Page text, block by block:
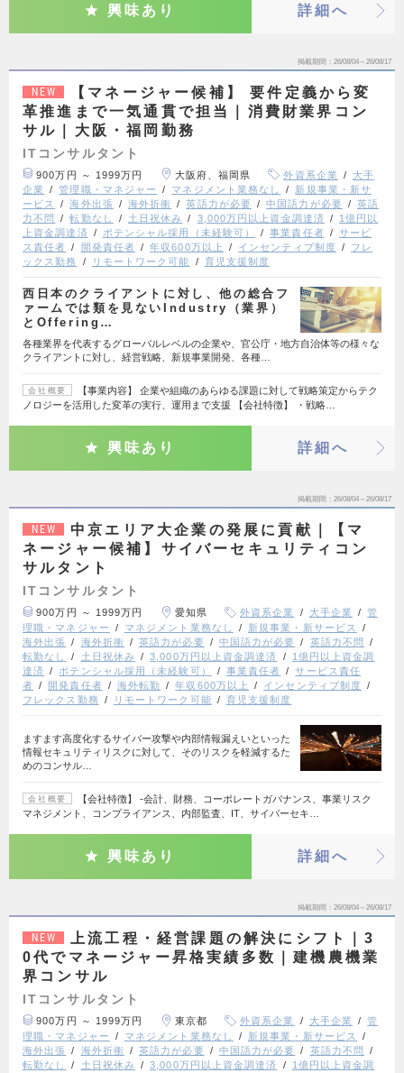
興味あり 詳細へ
掲載期間 26/08/04～26/08/17
NEW
【マネージャー候補】 要件定義から変
革推進まで一気通貫で担当｜消費財業界コン
サル｜大阪・福岡勤務
ITコンサルタント
900万円 ～ 1999万円 大阪府、福岡県 外資系企業
大手
企業
管理職・マネジャー マネジメント業務なし
新規事業・新サ
ービス
海外出張 海外折衝 英語力が必要 中国語力が必要
英語
力不問
転勤なし 土日祝休み 3,000万円以上資金調達済
1億円以
上資金調達済
ポテンシャル採用（未経験可） 事業責任者
サービ
ス責任者
開発責任者 年収600万以上 インセンティブ制度
フレ
ックス勤務
リモートワーク可能 育児支援制度
西日本のクライアントに対し、他の総合フ
ァームでは類を見ないIndustry（業界）
とOffering…
各種業界を代表するグローバルレベルの企業や、官公庁・地方自治体等の様々な
クライアントに対し、経営戦略、新規事業開発、各種…
会社概要
【事業内容】 企業や組織のあらゆる課題に対して戦略策定からテク
ノロジーを活用した変革の実行、運用まで支援 【会社特徴】 ・戦略…
興味あり 詳細へ
掲載期間 26/08/04～26/08/17
NEW
中京エリア大企業の発展に貢献｜【マ
ネージャー候補】サイバーセキュリティコン
サルタント
ITコンサルタント
900万円 ～ 1999万円 愛知県 外資系企業 大手企業
管
理職・マネジャー
マネジメント業務なし
新規事業・新サービス
海外出張
海外折衝 英語力が必要 中国語力が必要
英語力不問
転勤なし
土日祝休み 3,000万円以上資金調達済
1億円以上資金調
達済
ポテンシャル採用（未経験可） 事業責任者
サービス責任
者
開発責任者 海外転勤 年収600万以上
インセンティブ制度
フレックス勤務
リモートワーク可能 育児支援制度
ますます高度化するサイバー攻撃や内部情報漏えいといった
情報セキュリティリスクに対して、そのリスクを軽減するた
めのコンサル…
会社概要
【会社特徴】 ‐会計、財務、コーポレートガバナンス、事業リスク
マネジメント、コンプライアンス、内部監査、IT、サイバーセキ…
興味あり 詳細へ
掲載期間 26/08/04～26/08/17
NEW
上流工程・経営課題の解決にシフト｜3
0代でマネージャー昇格実績多数｜建機農機業
界コンサル
ITコンサルタント
900万円 ～ 1999万円 東京都 外資系企業 大手企業
管
理職・マネジャー
マネジメント業務なし
新規事業・新サービス
海外出張
海外折衝 英語力が必要 中国語力が必要
英語力不問
転勤なし
土日祝休み 3,000万円以上資金調達済
1億円以上資金調